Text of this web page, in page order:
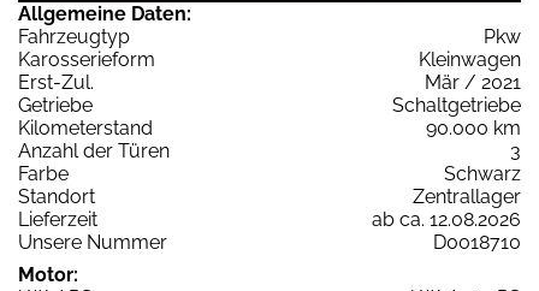
Allgemeine Daten:
Fahrzeugtyp
Pkw
Karosserieform
Kleinwagen
Erst-Zul.
Mär / 2021
Getriebe
Schaltgetriebe
Kilometerstand
90.000 km
Anzahl der Türen
3
Farbe
Schwarz
Standort
Zentrallager
Lieferzeit
ab ca. 12.08.2026
Unsere Nummer
D0018710
Motor: